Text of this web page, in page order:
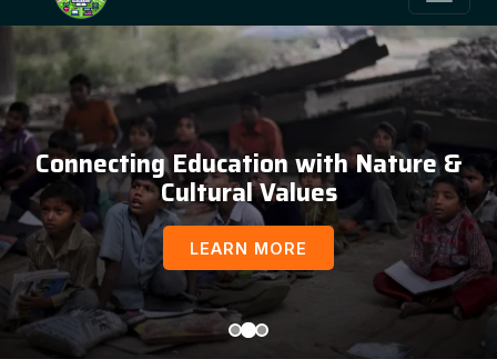
Connecting Education with Nature &
Cultural Values
LEARN MORE